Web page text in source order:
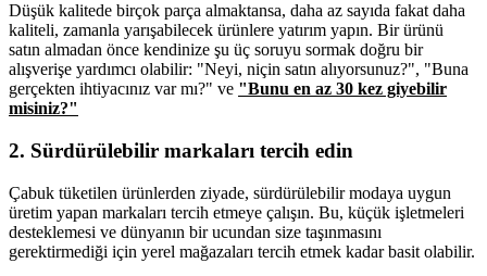
Düşük kalitede birçok parça almaktansa, daha az sayıda fakat daha
kaliteli, zamanla yarışabilecek ürünlere yatırım yapın. Bir ürünü
satın almadan önce kendinize şu üç soruyu sormak doğru bir
alışverişe yardımcı olabilir: "Neyi, niçin satın alıyorsunuz?", "Buna
gerçekten ihtiyacınız var mı?" ve "Bunu en az 30 kez giyebilir
misiniz?"
2. Sürdürülebilir markaları tercih edin
Çabuk tüketilen ürünlerden ziyade, sürdürülebilir modaya uygun
üretim yapan markaları tercih etmeye çalışın. Bu, küçük işletmeleri
desteklemesi ve dünyanın bir ucundan size taşınmasını
gerektirmediği için yerel mağazaları tercih etmek kadar basit olabilir.